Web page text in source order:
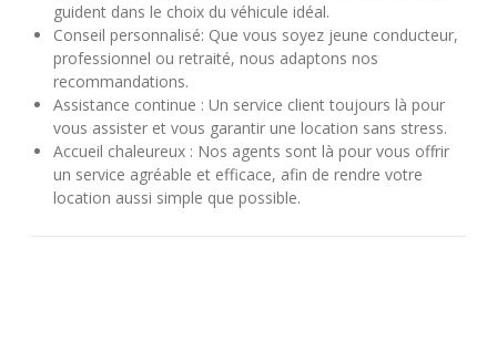
guident dans le choix du véhicule idéal.
Conseil personnalisé: Que vous soyez jeune conducteur,
professionnel ou retraité, nous adaptons nos
recommandations.
Assistance continue : Un service client toujours là pour
vous assister et vous garantir une location sans stress.
Accueil chaleureux : Nos agents sont là pour vous offrir
un service agréable et efficace, afin de rendre votre
location aussi simple que possible.